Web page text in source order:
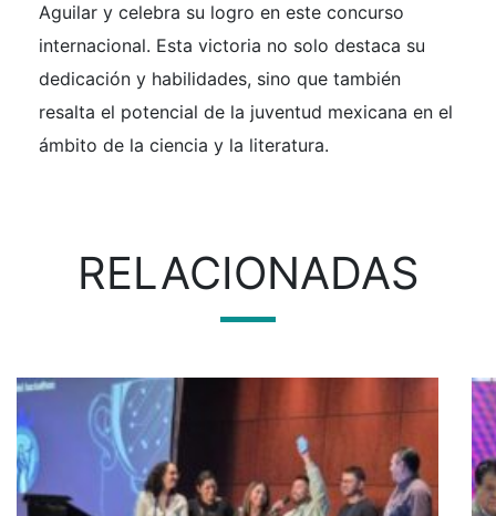
Aguilar y celebra su logro en este concurso
internacional. Esta victoria no solo destaca su
dedicación y habilidades, sino que también
resalta el potencial de la juventud mexicana en el
ámbito de la ciencia y la literatura.
RELACIONADAS